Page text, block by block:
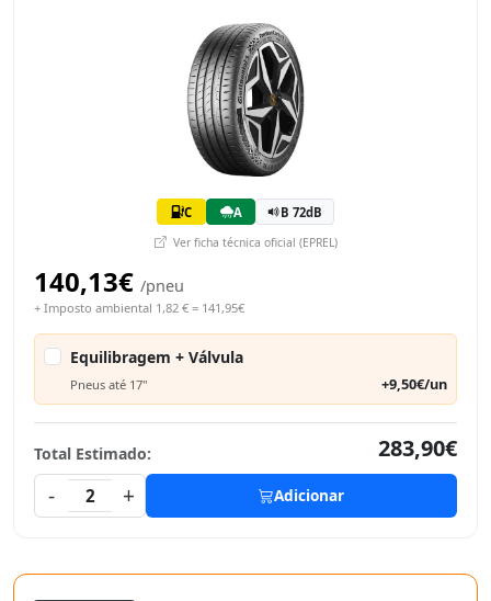
C A B 72dB
Ver ficha técnica oficial (EPREL)
140,13€ /pneu
+ Imposto ambiental 1,82 € = 141,95€
Equilibragem + Válvula
Pneus até 17" +9,50€/un
Total Estimado:
283,90€
-
2 + Adicionar